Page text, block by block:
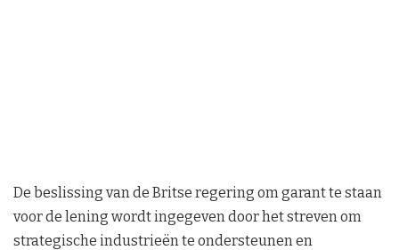
De beslissing van de Britse regering om garant te staan
voor de lening wordt ingegeven door het streven om
strategische industrieën te ondersteunen en